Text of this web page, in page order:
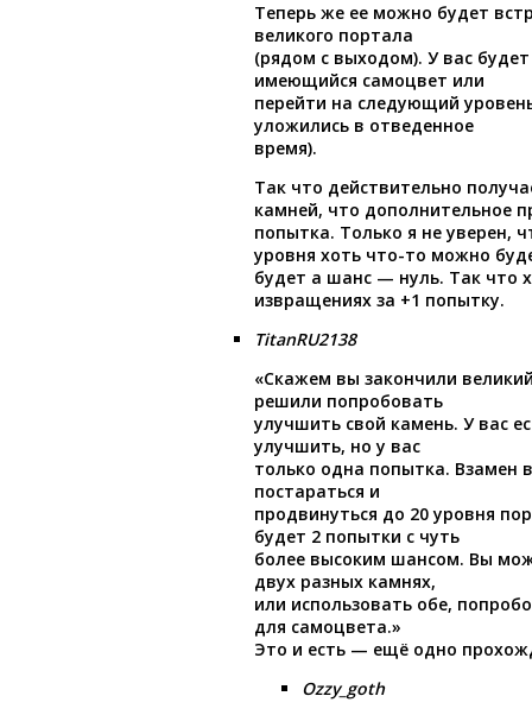
Теперь же ее можно будет
великого портала
(рядом с выходом). У вас
имеющийся самоцвет или
перейти на следующий
уложились в отведенное
время).
Так что действительно
камней, что дополнительное
попытка. Только я не уверен,
уровня хоть что-то можно
будет а шанс — нуль. Так что
извращениях за +1 попытку.
TitanRU2138
«Скажем вы закончили
решили попробовать
улучшить свой камень. У вас
улучшить, но у вас
только одна попытка.
постараться и
продвинуться до 20 уровня
будет 2 попытки с чуть
более высоким шансом. Вы
двух разных камнях,
или использовать обе,
для самоцвета.»
Это и есть — ещё одно
Ozzy_goth